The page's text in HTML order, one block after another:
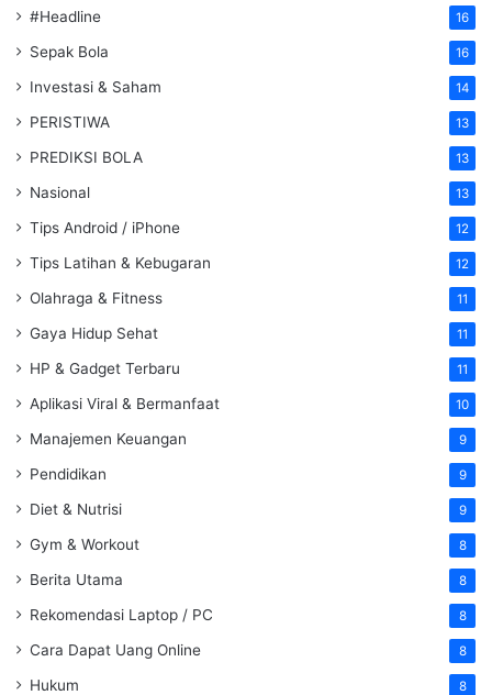
#Headline 16
Sepak Bola 16
Investasi & Saham 14
PERISTIWA 13
PREDIKSI BOLA 13
Nasional 13
Tips Android / iPhone 12
Tips Latihan & Kebugaran 12
Olahraga & Fitness 11
Gaya Hidup Sehat 11
HP & Gadget Terbaru 11
Aplikasi Viral & Bermanfaat 10
Manajemen Keuangan 9
Pendidikan 9
Diet & Nutrisi 9
Gym & Workout 8
Berita Utama 8
Rekomendasi Laptop / PC 8
Cara Dapat Uang Online 8
Hukum 8